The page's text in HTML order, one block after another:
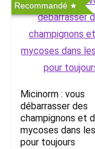
Recommandé
Micinorm : vous
débarrasser des
champignons et
mycoses dans
pour toujours